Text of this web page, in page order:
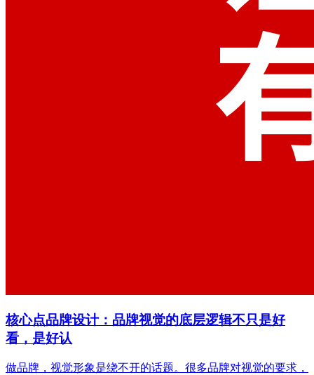
核心点品牌设计：品牌视觉的底层逻辑不只是好
看，是好认
做品牌，视觉形象是绕不开的话题。很多品牌对视觉的要求，